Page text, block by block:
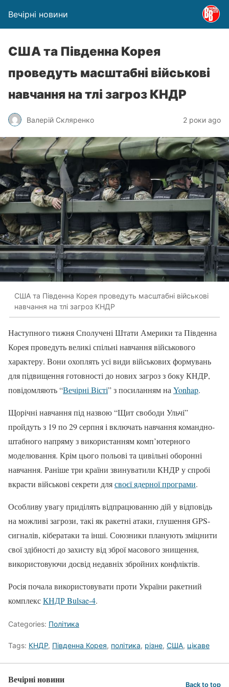
Вечірні новини
США та Південна Корея
проведуть масштабні військові
навчання на тлі загроз КНДР
Валерій Скляренко 2 роки ago
США та Південна Корея проведуть масштабні військові
навчання на тлі загроз КНДР
Наступного тижня Сполучені Штати Америки та Південна
Корея проведуть великі спільні навчання військового
характеру. Вони охоплять усі види військових формувань
для підвищення готовності до нових загроз з боку КНДР,
повідомляють “Вечірні Вісті” з посиланням наYonhap.
Щорічні навчання під назвою “Щит свободи Ульчі”
пройдуть з 19 по 29 серпня і включать навчання командно-
штабного напряму з використанням комп’ютерного
моделювання. Крім цього польові та цивільні оборонні
навчання. Раніше три країни звинуватили КНДР у спробі
вкрасти військові секрети длясвоєї ядерної програми.
Особливу увагу приділять відпрацюванню дій у відповідь
на можливі загрози, такі як ракетні атаки, глушення GPS-
сигналів, кібератаки та інші. Союзники планують зміцнити
свої здібності до захисту від зброї масового знищення,
використовуючи досвід недавніх збройних конфліктів.
Росія почала використовувати проти України ракетний
комплексКНДР Bulsae-4.
Categories: Політика
Tags: КНДР, Південна Корея, політика, різне, США, цікаве
Вечірні новини Back to top